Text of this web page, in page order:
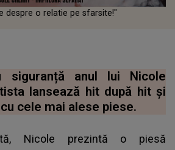
despre o relatie pe sfarsite!"
siguranță anul lui Nicole
lansează hit după hit și
cele mai alese piese.
Nicole prezintă o piesă